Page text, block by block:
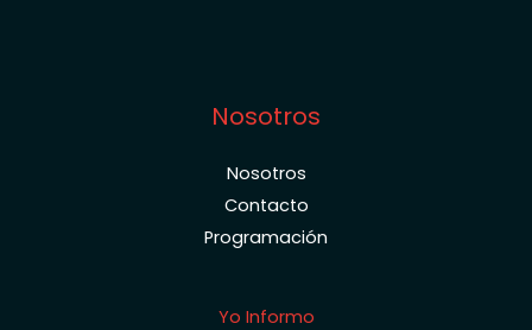
Nosotros
Nosotros
Contacto
Programación
Yo Informo